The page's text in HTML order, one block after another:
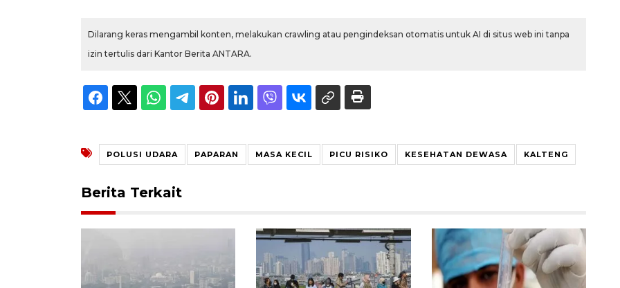
Dilarang keras mengambil konten, melakukan crawling atau pengindeksan otomatis untuk AI di situs web ini tanpa
izin tertulis dari Kantor Berita ANTARA.
POLUSI UDARA PAPARAN MASA KECIL PICU RISIKO KESEHATAN DEWASA KALTENG
Berita Terkait